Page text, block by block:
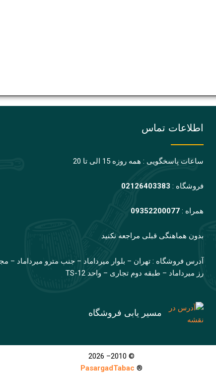
اطلاعات تماس
ساعات پاسخگویی : همه روزه 15 الی تا 20
فروشگاه : 02126403383
همراه :09352200077
بدون هماهنگی قبلی مراجعه نکنید
آدرس فروشگاه : تهران – بلوار میرداماد – جنب مترو میرداماد –
رز میرداماد – طبقه دوم تجاری – واحد TS-12
مسیر یابی فروشگاه
© 2010– 2026
®
PasargadTabac